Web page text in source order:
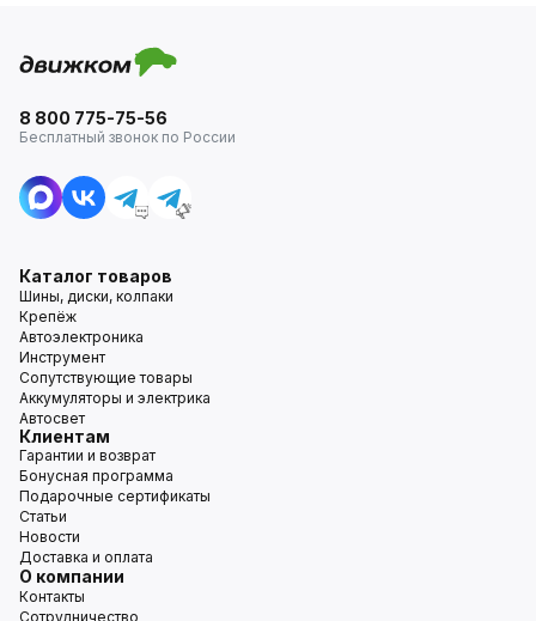
8 800 775-75-56
Бесплатный звонок по России
Каталог товаров
Шины, диски, колпаки
Крепёж
Автоэлектроника
Инструмент
Сопутствующие товары
Аккумуляторы и электрика
Автосвет
Клиентам
Гарантии и возврат
Бонусная программа
Подарочные сертификаты
Статьи
Новости
Доставка и оплата
О компании
Контакты
Сотрудничество